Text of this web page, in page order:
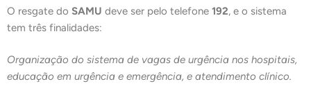
O resgate do SAMU deve ser pelo telefone 192, e o sistema
tem três finalidades:
Organização do sistema de vagas de urgência nos hospitais,
educação em urgência e emergência, e atendimento clínico.